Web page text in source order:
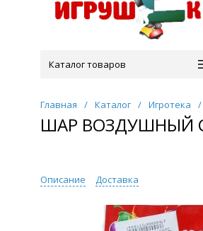
Каталог товаров
Главная / Каталог / Игротека /
ШАР ВОЗДУШНЫЙ
Описание Доставка